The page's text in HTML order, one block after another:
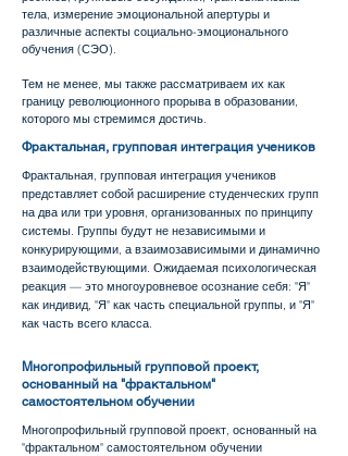
тела, измерение эмоциональной апертуры и
различные аспекты социально-эмоционального
обучения (СЭО).
Тем не менее, мы также рассматриваем их как
границу революционного прорыва в образовании,
которого мы стремимся достичь.
Фрактальная, групповая интеграция учеников
Фрактальная, групповая интеграция учеников
представляет собой расширение студенческих групп
на два или три уровня, организованных по принципу
системы. Группы будут не независимыми и
конкурирующими, а взаимозависимыми и динамично
взаимодействующими. Ожидаемая психологическая
реакция — это многоуровневое осознание себя: "Я"
как индивид, "Я" как часть специальной группы, и "Я"
как часть всего класса.
Многопрофильный групповой проект,
основанный на "фрактальном"
самостоятельном обучении
Многопрофильный групповой проект, основанный на
"фрактальном" самостоятельном обучении